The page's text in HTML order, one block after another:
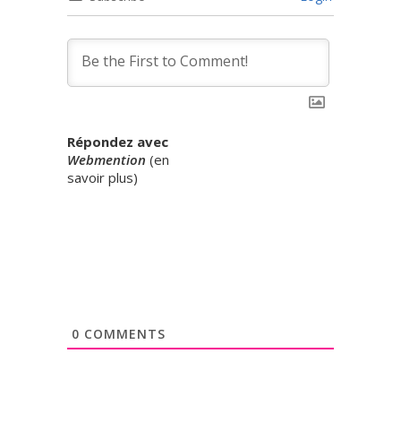
Répondez avec
Webmention (en
savoir plus)
0 COMMENTS